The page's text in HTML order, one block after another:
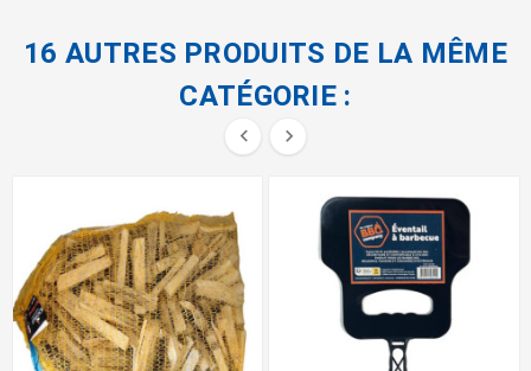
16 AUTRES PRODUITS DE LA MÊME
CATÉGORIE :
 